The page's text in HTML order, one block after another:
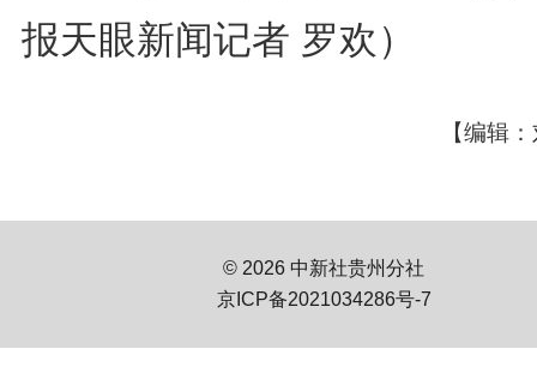
报天眼新闻记者 罗欢）
【编辑
© 2026 中新社贵州分社
京ICP备2021034286号-7